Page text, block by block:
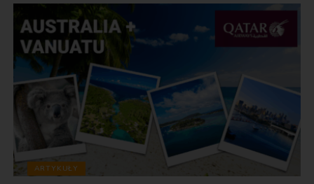
ARTYKUŁY